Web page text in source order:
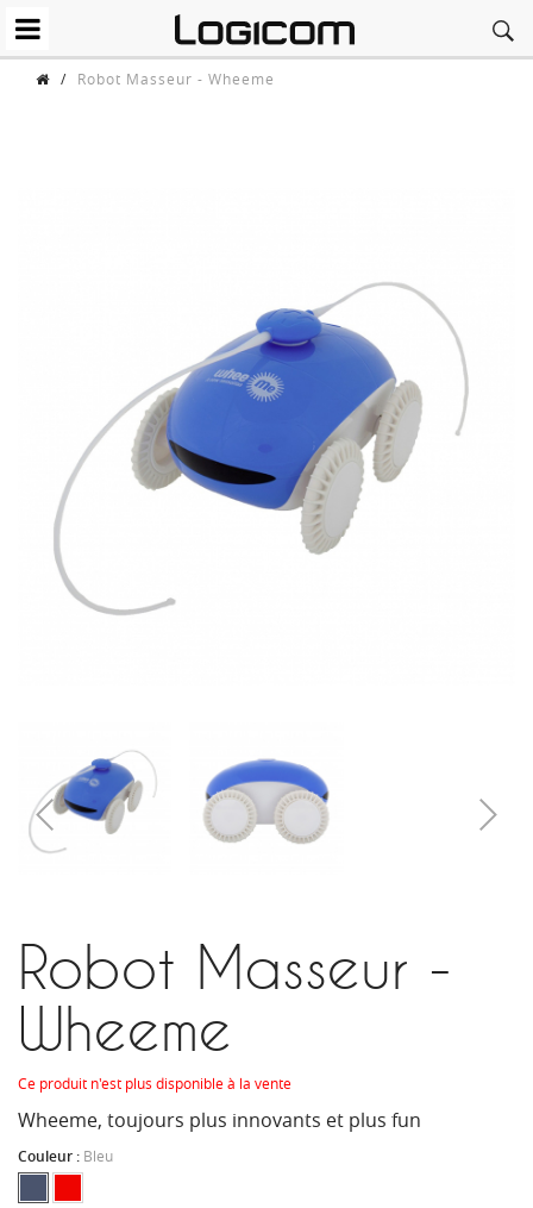
/ Robot Masseur - Wheeme
Robot Masseur -
Wheeme
Ce produit n'est plus disponible à la vente
Wheeme, toujours plus innovants et plus fun
Couleur : Bleu